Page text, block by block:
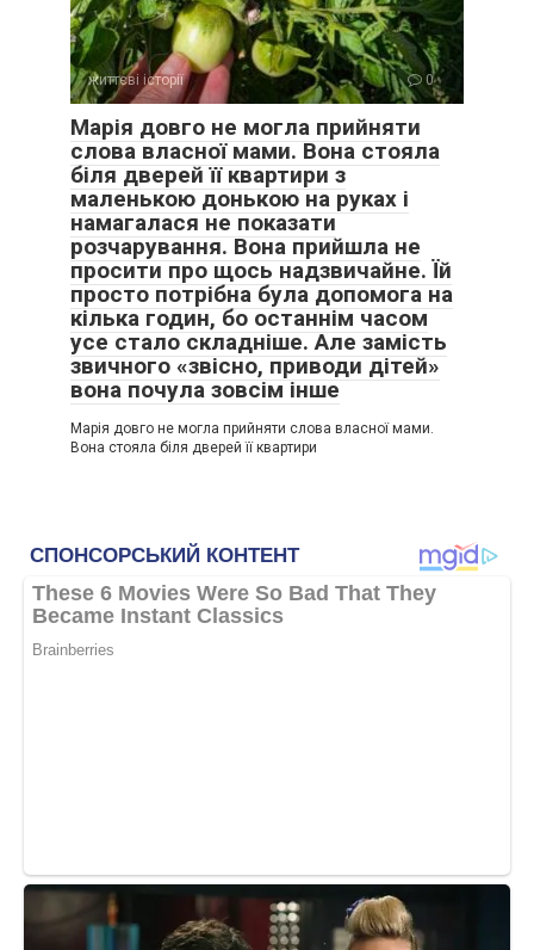
життєві історії 0
Марія довго не могла прийняти
слова власної мами. Вона стояла
біля дверей її квартири з
маленькою донькою на руках і
намагалася не показати
розчарування. Вона прийшла не
просити про щось надзвичайне. Їй
просто потрібна була допомога на
кілька годин, бо останнім часом
усе стало складніше. Але замість
звичного «звісно, приводи дітей»
вона почула зовсім інше
Марія довго не могла прийняти слова власної мами.
Вона стояла біля дверей її квартири